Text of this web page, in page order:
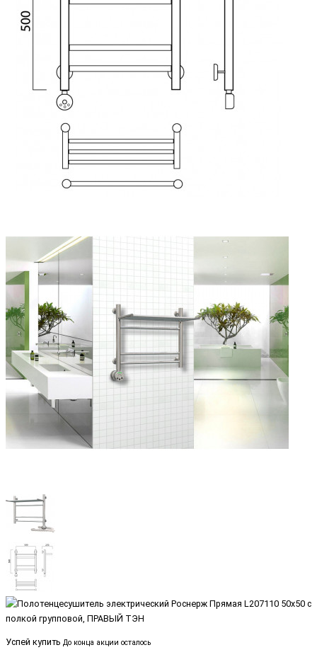
Успей купить До конца акции осталось